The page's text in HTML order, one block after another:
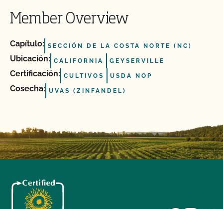
Member Overview
Capítulo: SECCIÓN DE LA COSTA NORTE (NC)
Ubicación: CALIFORNIA GEYSERVILLE
Certificación: CULTIVOS USDA NOP
Cosecha: UVAS (ZINFANDEL)